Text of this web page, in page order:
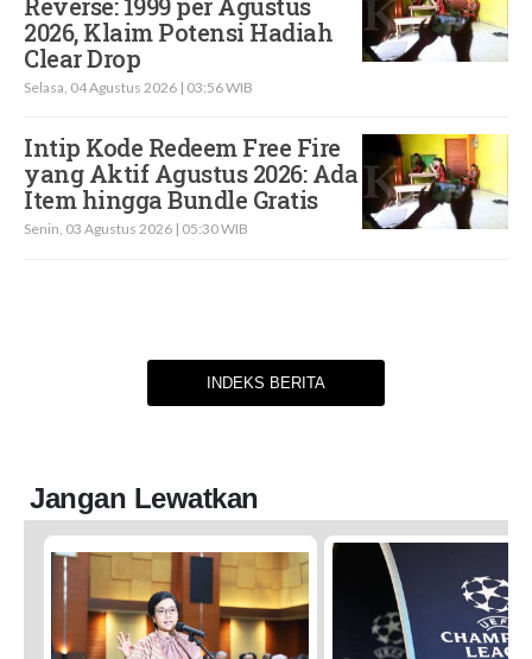
2026, Klaim Potensi Hadiah
Clear Drop
Selasa, 04 Agustus 2026 | 03:56 WIB
Intip Kode Redeem Free Fire
yang Aktif Agustus 2026: Ada
Item hingga Bundle Gratis
Senin, 03 Agustus 2026 | 05:30 WIB
INDEKS BERITA
Jangan Lewatkan